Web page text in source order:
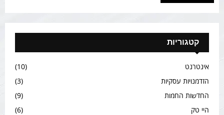
קטגוריות
אינטרנט
(10)
הזדמנויות עסקיות
(3)
החדשות החמות
(9)
היי טק
(6)